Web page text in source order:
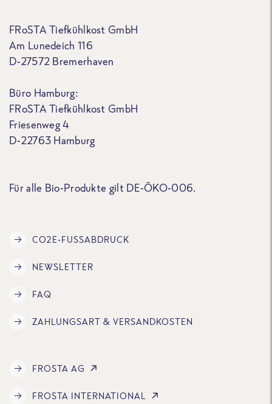
FRoSTA Tiefkühlkost GmbH
Am Lunedeich 116
D-27572 Bremerhaven
Büro Hamburg:
FRoSTA Tiefkühlkost GmbH
Friesenweg 4
D-22763 Hamburg
Für alle Bio-Produkte gilt DE-ÖKO-006.
CO2E-FUSSABDRUCK
NEWSLETTER
FAQ
ZAHLUNGSART & VERSANDKOSTEN
FROSTA AG
FROSTA INTERNATIONAL